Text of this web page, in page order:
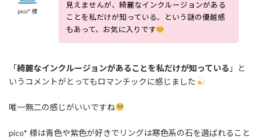
pico* 様
見えませんが、綺麗なインクルージョンがある
ことを私だけが知っている、という謎の優越感
もあって、お気に入りです
「綺麗なインクルージョンがあることを私だけが知っている 」と
いうコメントがとってもロマンチックに感じました
唯一無二の感じがいいですね
pico* 様は青色や紫色が好きでリングは寒色系の石を選ばれること